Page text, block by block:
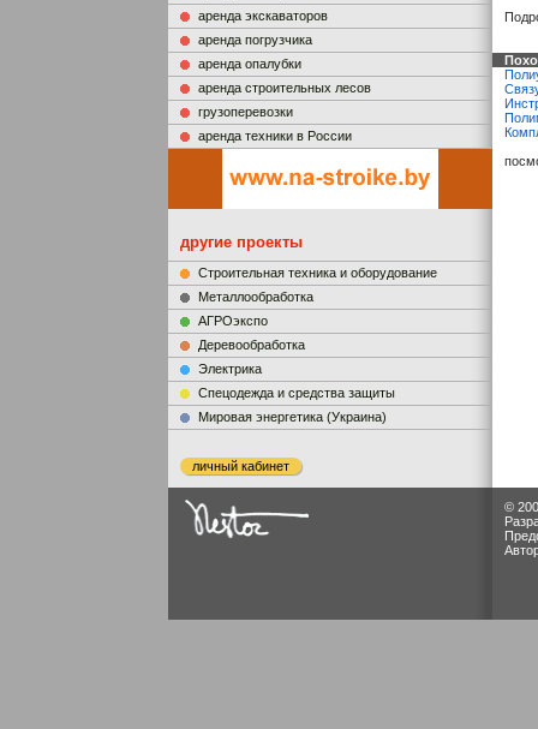
аренда экскаваторов
аренда погрузчика
аренда опалубки
аренда строительных лесов
грузоперевозки
аренда техники в России
другие проекты
Строительная техника и оборудование
Металлообработка
АГРОэкспо
Деревообработка
Электрика
Cпецодежда и средства защиты
Мировая энергетика (Украина)
личный кабинет
©